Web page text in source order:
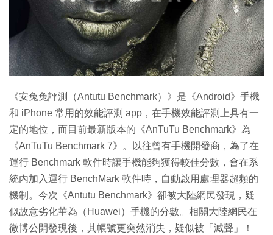
《安兔兔評測（Antutu Benchmark）》是《Android》手機
和 iPhone 常用的效能評測 app，在手機效能評測上具有一
定的地位，而目前最新版本的《AnTuTu Benchmark》為
《AnTuTu Benchmark 7》。以往曾有手機開發商，為了在
運行 Benchmark 軟件時讓手機能夠獲得較佳分數，會在系
統內加入運行 BenchMark 軟件時，自動啟用處理器超頻的
機制。今次《Antutu Benchmark》卻被大陸網民發現，疑
似故意劣化華為（Huawei）手機的分數。相關大陸網民在
微博公開發現後，其帳號更突然消失，疑似被「滅聲」！